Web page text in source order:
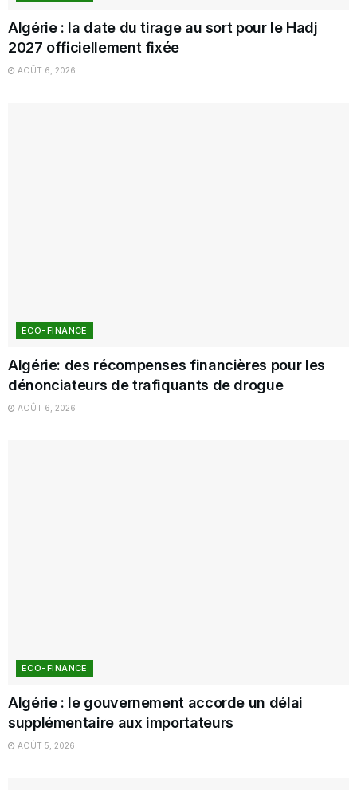
Algérie : la date du tirage au sort pour le Hadj
2027 officiellement fixée
AOÛT 6, 2026
ECO-FINANCE
Algérie: des récompenses financières pour les
dénonciateurs de trafiquants de drogue
AOÛT 6, 2026
ECO-FINANCE
Algérie : le gouvernement accorde un délai
supplémentaire aux importateurs
AOÛT 5, 2026